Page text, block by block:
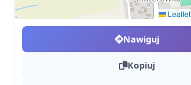
Leaflet
Nawiguj
Kopiuj